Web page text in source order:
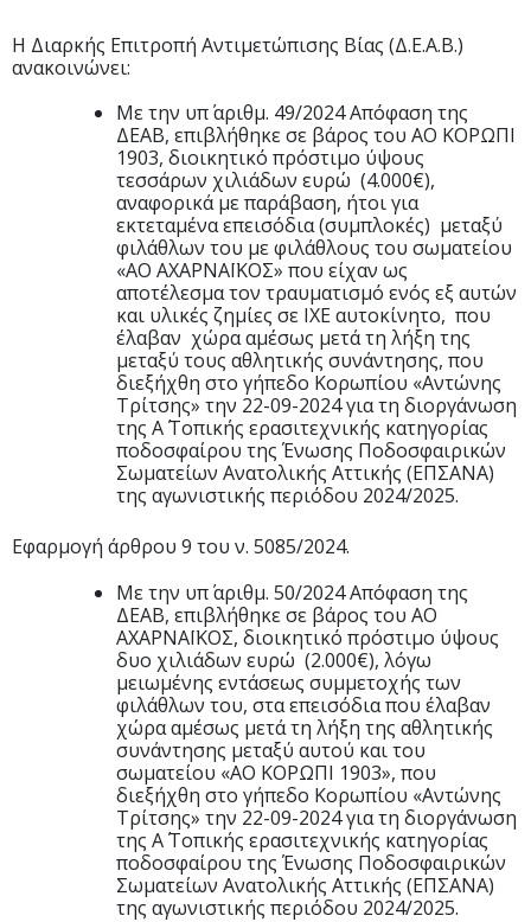
Η Διαρκής Επιτροπή Αντιμετώπισης Βίας (Δ.Ε.Α.Β.)
ανακοινώνει:
Με την υπ΄ αριθμ. 49/2024 Απόφαση της
ΔΕΑΒ, επιβλήθηκε σε βάρος του ΑΟ ΚΟΡΩΠΙ
1903, διοικητικό πρόστιμο ύψους
τεσσάρων χιλιάδων ευρώ (4.000€),
αναφορικά με παράβαση, ήτοι για
εκτεταμένα επεισόδια (συμπλοκές) μεταξύ
φιλάθλων του με φιλάθλους του σωματείου
«ΑΟ ΑΧΑΡΝΑΪΚΟΣ» που είχαν ως
αποτέλεσμα τον τραυματισμό ενός εξ αυτών
και υλικές ζημίες σε ΙΧΕ αυτοκίνητο, που
έλαβαν χώρα αμέσως μετά τη λήξη της
μεταξύ τους αθλητικής συνάντησης, που
διεξήχθη στο γήπεδο Κορωπίου «Αντώνης
Τρίτσης» την 22-09-2024 για τη διοργάνωση
της Α΄ Τοπικής ερασιτεχνικής κατηγορίας
ποδοσφαίρου της Ένωσης Ποδοσφαιρικών
Σωματείων Ανατολικής Αττικής (ΕΠΣΑΝΑ)
της αγωνιστικής περιόδου 2024/2025.
Εφαρμογή άρθρου 9 του ν. 5085/2024.
Με την υπ΄ αριθμ. 50/2024 Απόφαση της
ΔΕΑΒ, επιβλήθηκε σε βάρος του ΑΟ
ΑΧΑΡΝΑΪΚΟΣ, διοικητικό πρόστιμο ύψους
δυο χιλιάδων ευρώ (2.000€), λόγω
μειωμένης εντάσεως συμμετοχής των
φιλάθλων του, στα επεισόδια που έλαβαν
χώρα αμέσως μετά τη λήξη της αθλητικής
συνάντησης μεταξύ αυτού και του
σωματείου «ΑΟ ΚΟΡΩΠΙ 1903», που
διεξήχθη στο γήπεδο Κορωπίου «Αντώνης
Τρίτσης» την 22-09-2024 για τη διοργάνωση
της Α΄ Τοπικής ερασιτεχνικής κατηγορίας
ποδοσφαίρου της Ένωσης Ποδοσφαιρικών
Σωματείων Ανατολικής Αττικής (ΕΠΣΑΝΑ)
της αγωνιστικής περιόδου 2024/2025.